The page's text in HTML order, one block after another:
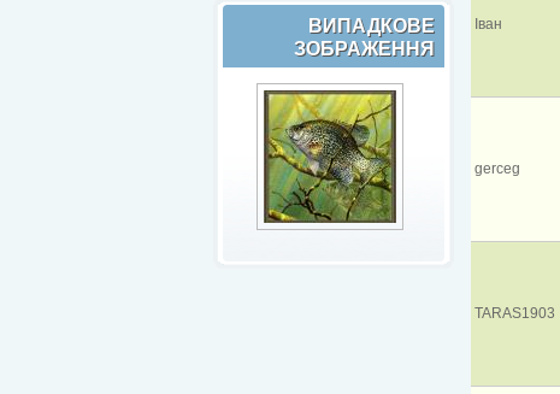
ВИПАДКОВЕ
ЗОБРАЖЕННЯ
Іван
gerceg
TARAS1903